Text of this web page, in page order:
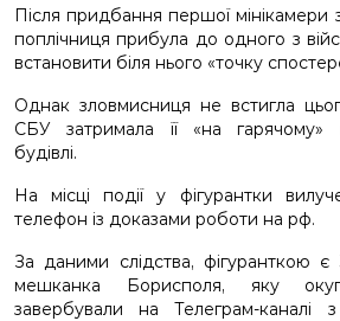
Після придбання першої
поплічниця прибула до одного з
встановити біля нього «точку
Однак зловмисниця не встигла
СБУ затримала її «на гарячому»
будівлі.
На місці події у фігурантки
телефон із доказами роботи на рф.
За даними слідства, фігуранткою є
мешканка Борисполя, яку
завербували на Телеграм-